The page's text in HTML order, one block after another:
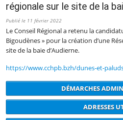
régionale sur le site de la
Publié le 11 février 2022
Le Conseil Régional a retenu la
Bigoudènes » pour la création d’une
site de la baie d’Audierne.
https://www.cchpb.bzh/dunes-et-
DÉMARCHES
ADRESSES